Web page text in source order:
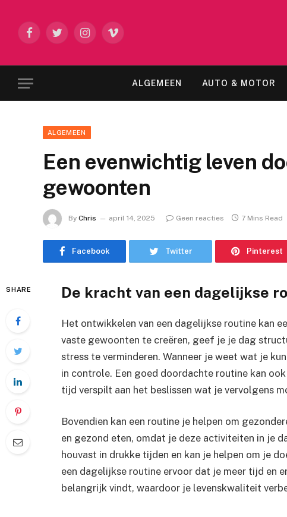
FacebookTwitterInstagram
Vimeo
ALGEMEEN AUTO & MOTOR
ALGEMEEN
Een evenwichtig leven
gewoonten
By Chris april 14, 2025 Geen reacties 7 Mins Read
Facebook Twitter Pinterest
SHARE De kracht van een dagelijkse
Het ontwikkelen van een dagelijkse routine kan
vaste gewoonten te creëren, geef je je dag
stress te verminderen. Wanneer je weet wat je
in controle. Een goed doordachte routine kan
tijd verspilt aan het beslissen wat je vervolgens
Bovendien kan een routine je helpen om
en gezond eten, omdat je deze activiteiten in je
houvast in drukke tijden en kan je helpen om je
een dagelijkse routine ervoor dat je meer tijd en
belangrijk vindt, waardoor je levenskwaliteit